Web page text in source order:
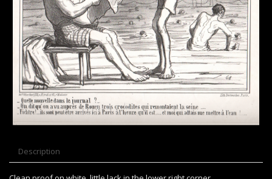
Description